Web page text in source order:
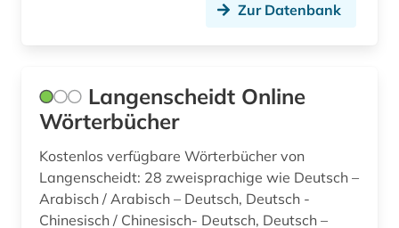
Zur Datenbank
Langenscheidt Online
Wörterbücher
Kostenlos verfügbare Wörterbücher von
Langenscheidt: 28 zweisprachige wie Deutsch –
Arabisch / Arabisch – Deutsch, Deutsch -
Chinesisch / Chinesisch- Deutsch, Deutsch –